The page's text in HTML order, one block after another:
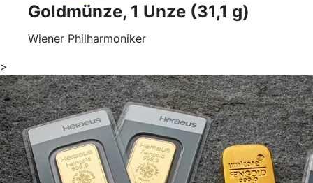
Goldmünze, 1 Unze (31,1 g)
Wiener Philharmoniker
>